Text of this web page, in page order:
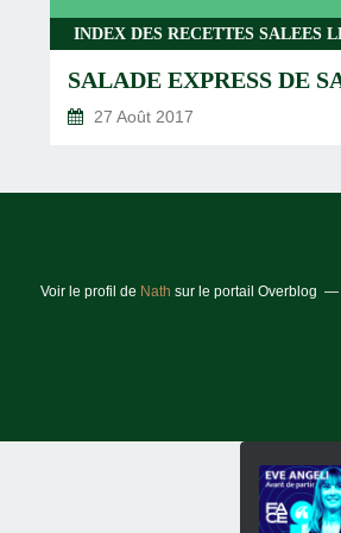
27 Août 2017
Voir le profil de Nath sur le portail Overblog